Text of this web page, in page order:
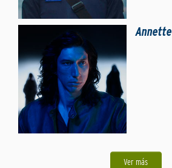
Annette
Ver más